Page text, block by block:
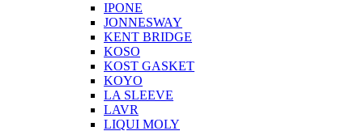
IPONE
JONNESWAY
KENT BRIDGE
KOSO
KOST GASKET
KOYO
LA SLEEVE
LAVR
LIQUI MOLY